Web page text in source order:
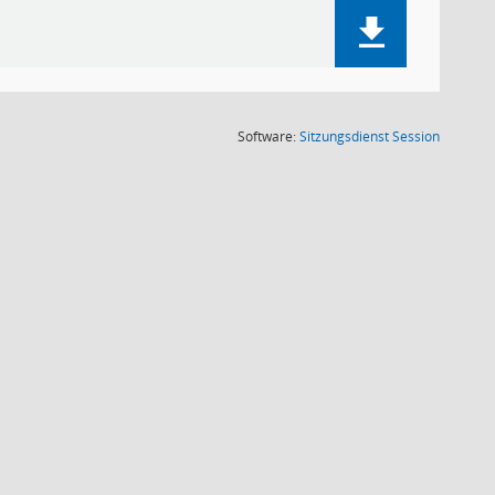
Software:SitzungsdienstSession(Wird in